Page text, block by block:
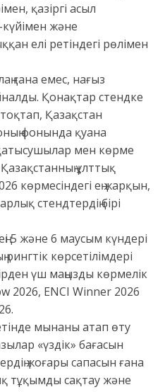
қазіргі асыл
және
елі ретіндегі рөлімен
ғана емес, нағыз
Қонақтар стендке
Қазақстан
фонында қуана
мен көрме
ұлттық
көрмесіндегі ең жарқын,
стендтердің бірі
5 және 6 маусым күндері
көрсетілімдері
үш маңызды көрмелік
2026, ENCI Winner 2026
мынаны атап өту
«үздік» бағасын
жоғары сапасын ғана
тұқымды сақтау және